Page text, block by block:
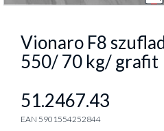
Vionaro F8
550/ 70 kg/ grafit
51.2467.43
EAN 5901554252844